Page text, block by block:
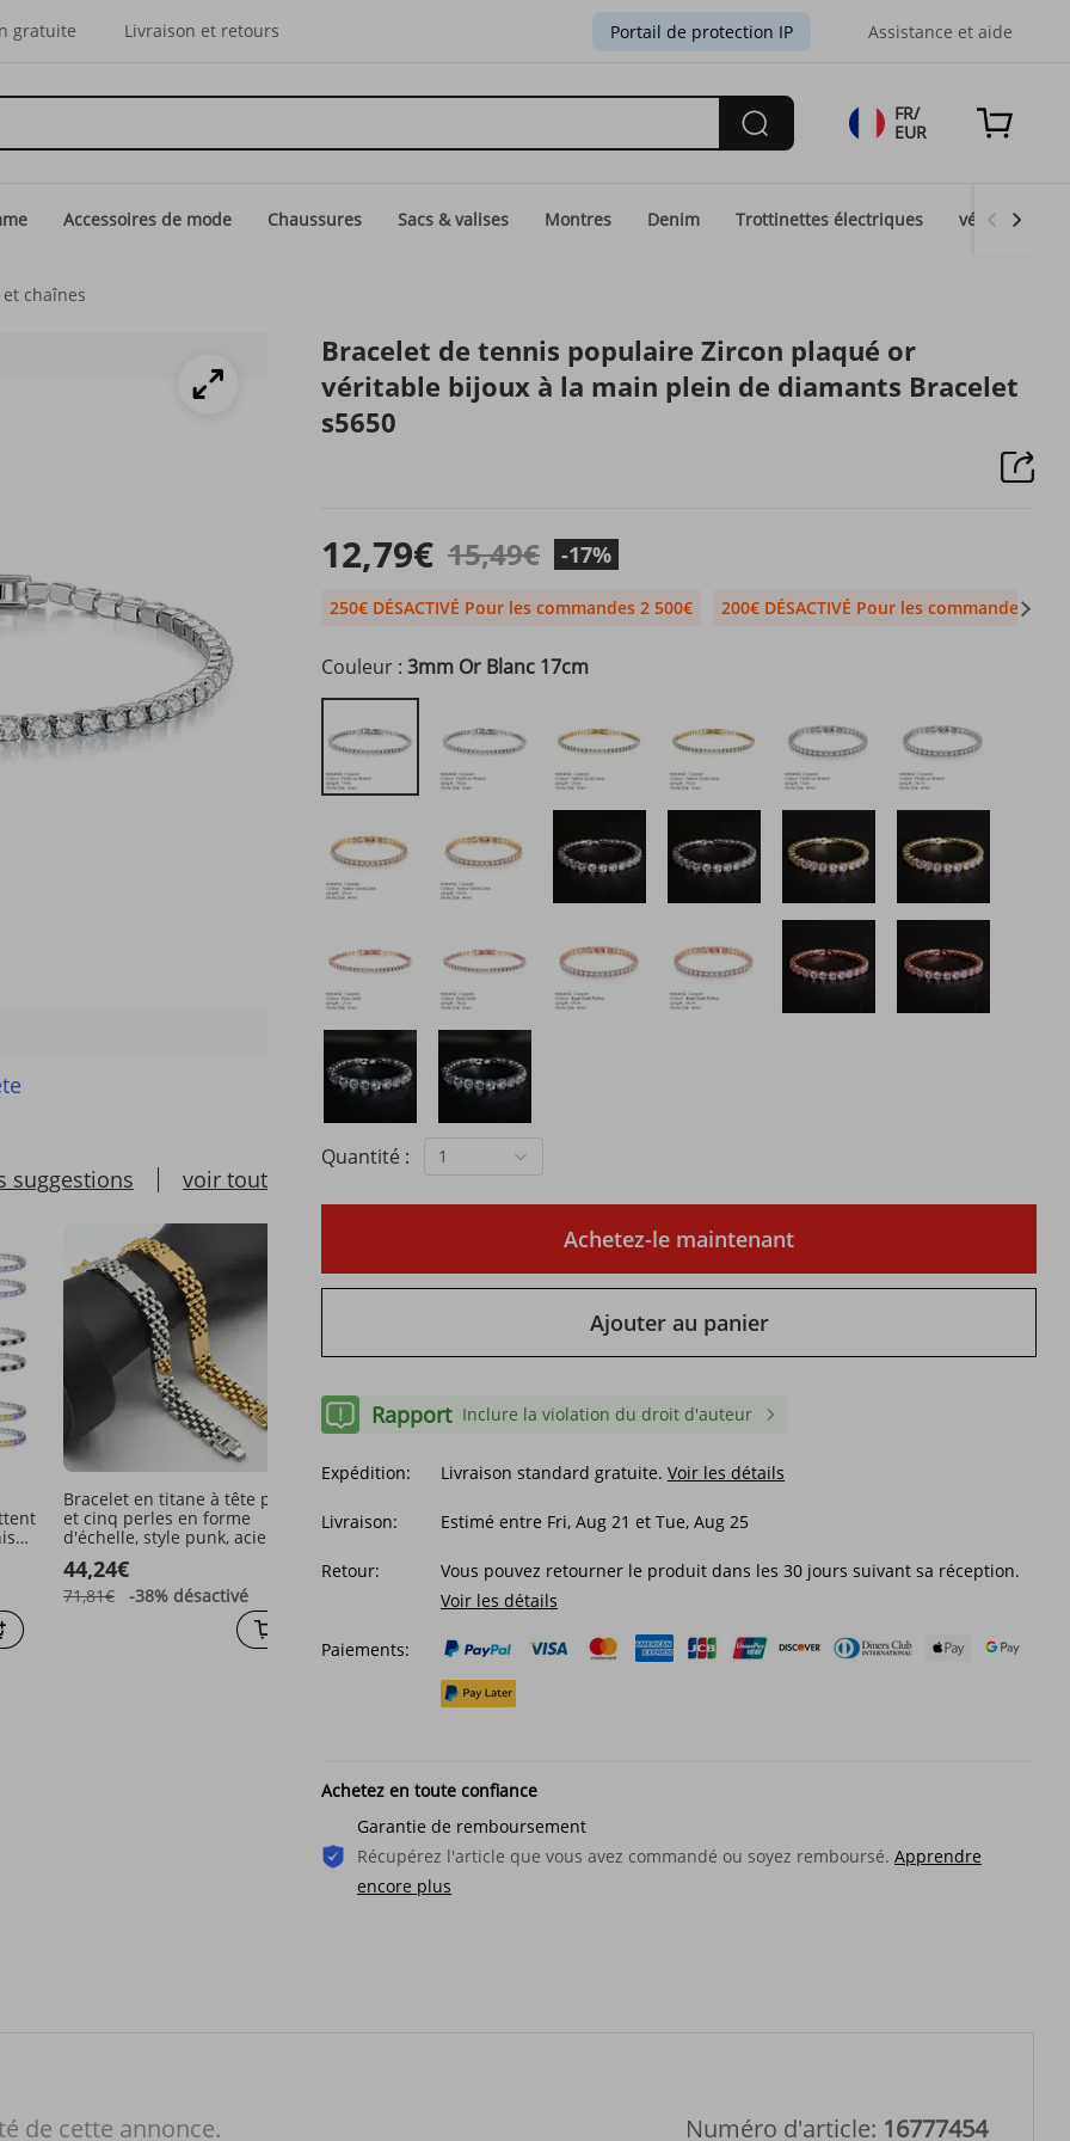
gratuite Livraison et retours Portail de protection IP Assistance et aide
FR/
EUR
Accessoires de mode Chaussures Sacs & valises Montres Denim Trottinettes électriques vélos
chaînes
suggestions voir tout
Bracelet en titane à tête plate
et cinq perles en forme
d'échelle, style punk, acier
inoxydable raffiné, très
tendance
44,24€
71,81€ -38% désactivé
doigt, chaîne fine multicouche,
22,02€
femme, style luxueux et léger,
orné d'un nœud en forme de
européenne et américaine Pan
21,51€
cadeau idéal
83,11€
Bracelet de tennis populaire Zircon plaqué or
véritable bijoux à la main plein de diamants Bracelet
s5650
12,79€ 15,49€ -17%
250€ DÉSACTIVÉ Pour les commandes 2 500€ 200€ DÉSACTIVÉ Pour les commandes 1
Couleur : 3mm Or Blanc 17cm
Quantité : 1
Achetez-le maintenant
Ajouter au panier
Rapport Inclure la violation du droit d'auteur
Expédition: Livraison standard gratuite. Voir les détails
Livraison: Estimé entre Fri, Aug 21 et Tue, Aug 25
Retour:
Vous pouvez retourner le produit dans les 30 jours suivant sa réception.
Voir les détails
Paiements:
Achetez en toute confiance
Garantie de remboursement
Récupérez l'article que vous avez commandé ou soyez remboursé. Apprendre
encore plus
de cette annonce. Numéro d'article: 16777454